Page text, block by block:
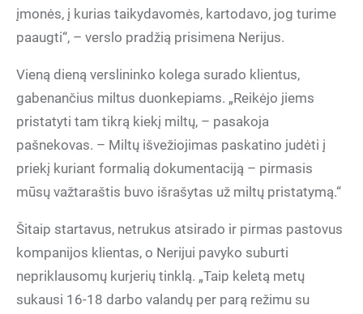
įmonės, į kurias taikydavomės, kartodavo, jog turime
paaugti“, – verslo pradžią prisimena Nerijus.
Vieną dieną verslininko kolega surado klientus,
gabenančius miltus duonkepiams. „Reikėjo jiems
pristatyti tam tikrą kiekį miltų, – pasakoja
pašnekovas. – Miltų išvežiojimas paskatino judėti į
priekį kuriant formalią dokumentaciją – pirmasis
mūsų važtaraštis buvo išrašytas už miltų pristatymą.“
Šitaip startavus, netrukus atsirado ir pirmas pastovus
kompanijos klientas, o Nerijui pavyko suburti
nepriklausomų kurjerių tinklą. „Taip keletą metų
sukausi 16-18 darbo valandų per parą režimu su